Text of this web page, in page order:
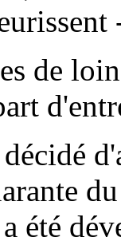
de
été